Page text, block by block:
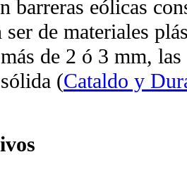
barreras eólicas
ser de materiales
de 2 ó 3 mm,
(Cataldo y